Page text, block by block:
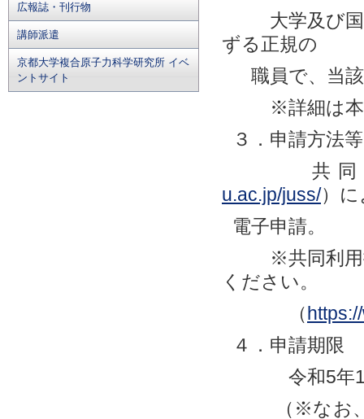
広報誌・刊行物
講師派遣
京都大学複合原子力科学研究所 イベ
ントサイト
大学及び国
ずる正規の
職員で、当
※詳細は本
３．申請方法等
共同利
u.ac.jp/juss/）に
電子申請。
※共同利用掛
ください。
（
４．申請期限
令和5年10
（※なお、